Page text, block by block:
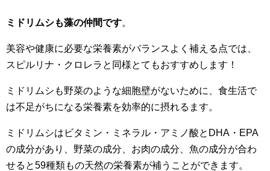
ミドリムシも藻の仲間です。
美容や健康に必要な栄養素がバランスよく補える点では、
スピルリナ・クロレラと同様とてもおすすめします！
ミドリムシも野菜のような細胞壁がないために、食生活で
は不足がちになる栄養素を効率的に摂れるます。
ミドリムシはビタミン・ミネラル・アミノ酸とDHA・EPA
の成分があり、野菜の成分、お肉の成分、魚の成分が合わ
せると59種類もの天然の栄養素が補うことができます。